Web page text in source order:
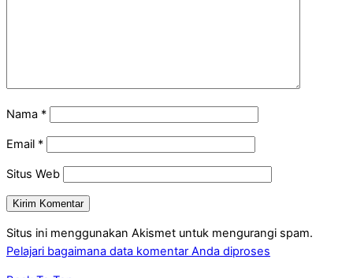
Nama *
Email *
Situs Web
Situs ini menggunakan Akismet untuk mengurangi spam.
Pelajari bagaimana data komentar Anda diproses